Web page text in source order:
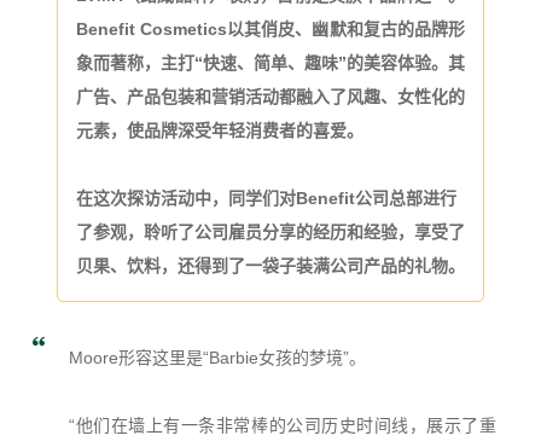
Benefit Cosmetics以其俏皮、幽默和复古的品牌形
象而著称，主打“快速、简单、趣味”的美容体验。其
广告、产品包装和营销活动都融入了风趣、女性化的
元素，使品牌深受年轻消费者的喜爱。
在这次探访活动中，同学们对Benefit公司总部进行
了参观，聆听了公司雇员分享的经历和经验，享受了
贝果、饮料，还得到了一袋子装满公司产品的礼物。
Moore形容这里是“Barbie女孩的梦境”。
“他们在墙上有一条非常棒的公司历史时间线，展示了重